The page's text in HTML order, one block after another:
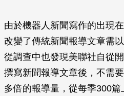
由於機器人新聞寫作的出現
改變了傳統新聞報導文章需
從調查中也發現美聯社自從
撰寫新聞報導文章後，不需
多倍的報導量，從每季300